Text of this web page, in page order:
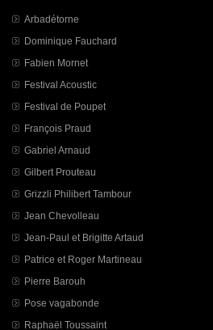
Arbadétorne
Dominique Fauchard
Fabien Mornet
Festival Acoustic
Festival de Poupet
François Praud
Gabriel Arnaud
Gilbert Prouteau
Grizzli Philibert Tambour
Jean Chevolleau
Jean-Paul et Brigitte Artaud
Patrice et Roger Martineau
Pierre Barouh
Pose vagabonde
Raphaël Toussaint